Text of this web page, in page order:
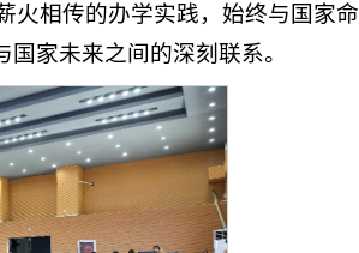
火相传的办学实践，始终与国家
家未来之间的深刻联系。